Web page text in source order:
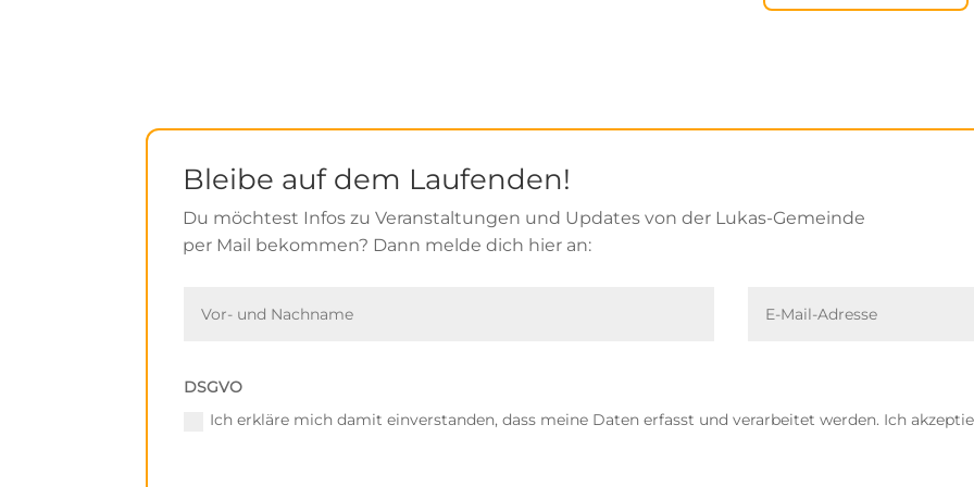
Bleibe auf dem Laufenden!
Du möchtest Infos zu Veranstaltungen und Updates von der Lukas-Gemeinde
per Mail bekommen? Dann melde dich hier an:
DSGVO
Ich erkläre mich damit einverstanden, dass meine Daten erfasst und verarbeitet werden. Ich